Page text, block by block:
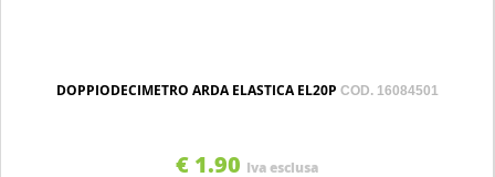
DOPPIODECIMETRO ARDA ELASTICA EL20P COD. 16084501
€ 1.90 Iva esclusa